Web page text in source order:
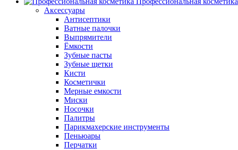
Аксессуары
Антисептики
Ватные палочки
Выпрямители
Ёмкости
Зубные пасты
Зубные щетки
Кисти
Косметички
Мерные емкости
Миски
Носочки
Палитры
Парикмахерские инструменты
Пеньюары
Перчатки